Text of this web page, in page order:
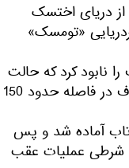
از دریای اختسک
«تومسک»
نابود کرد که حالت
کشتی دشمن شرطی را داشت. این هدف در فاصله حدود 150
آماده شد و پس
شرطی عملیات عقب